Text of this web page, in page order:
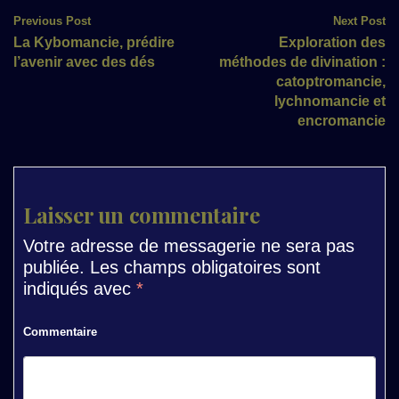
Post
navigation
Previous Post
La Kybomancie, prédire
l’avenir avec des dés
Next Post
Exploration des
méthodes de divination :
catoptromancie,
lychnomancie et
encromancie
Laisser un commentaire
Votre adresse de messagerie ne sera pas
publiée. Les champs obligatoires sont
indiqués avec *
Commentaire